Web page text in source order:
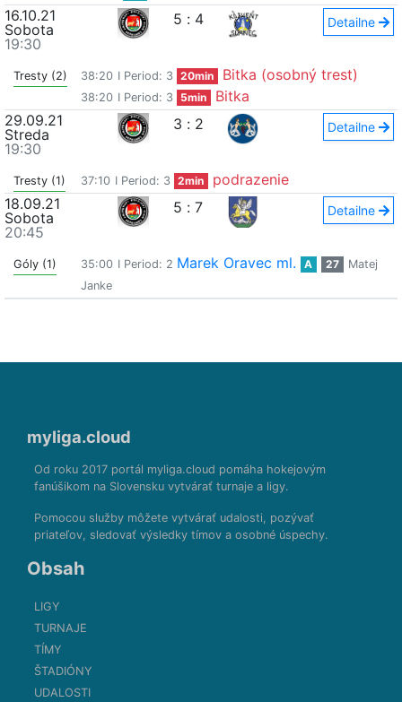
16.10.21
Sobota
19:30
5 : 4 Detailne
Tresty (2) 38:20 I Period: 3 20min Bitka (osobný trest)
38:20 I Period: 3 5min
Bitka
29.09.21
Streda
19:30
3 : 2 Detailne
Tresty (1) 37:10 I Period: 3 2min
podrazenie
18.09.21
Sobota
20:45
5 : 7 Detailne
Góly (1) 35:00 I Period: 2 Marek Oravec ml. A 27
Matej
Janke
myliga.cloud
Od roku 2017 portál myliga.cloud pomáha hokejovým
fanúšikom na Slovensku vytvárať turnaje a ligy.
Pomocou služby môžete vytvárať udalosti, pozývať
priateľov, sledovať výsledky tímov a osobné úspechy.
Obsah
LIGY
TURNAJE
TÍMY
ŠTADIÓNY
UDALOSTI